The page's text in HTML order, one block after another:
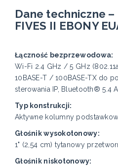
Dane techniczne –
FIVES II EBONY
Łączność bezprzewodowa:
Wi-Fi 2.4 GHz / 5 GHz
10BASE-T / 100BASE-TX do
sterowania IP, Bluetooth® 5.4
Typ konstrukcji:
Aktywne kolumny
Głośnik wysokotonowy:
1" (2,54 cm) tytanowy
Głośnik niskotonowy: